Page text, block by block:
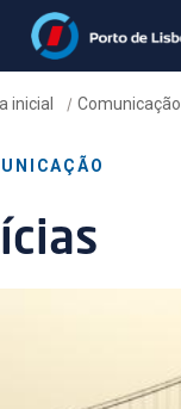
inicial / Comunicação